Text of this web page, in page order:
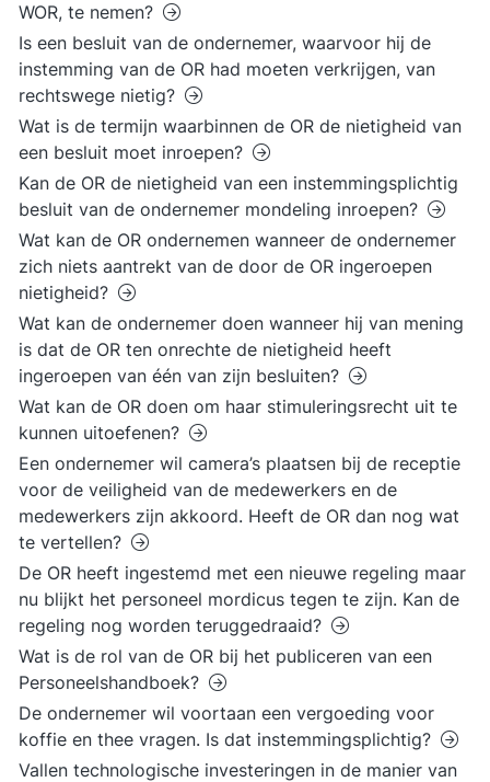
WOR, te nemen?
Is een besluit van de ondernemer, waarvoor hij de
instemming van de OR had moeten verkrijgen, van
rechtswege nietig?
Wat is de termijn waarbinnen de OR de nietigheid van
een besluit moet inroepen?
Kan de OR de nietigheid van een instemmingsplichtig
besluit van de ondernemer mondeling inroepen?
Wat kan de OR ondernemen wanneer de ondernemer
zich niets aantrekt van de door de OR ingeroepen
nietigheid?
Wat kan de ondernemer doen wanneer hij van mening
is dat de OR ten onrechte de nietigheid heeft
ingeroepen van één van zijn besluiten?
Wat kan de OR doen om haar stimuleringsrecht uit te
kunnen uitoefenen?
Een ondernemer wil camera’s plaatsen bij de receptie
voor de veiligheid van de medewerkers en de
medewerkers zijn akkoord. Heeft de OR dan nog wat
te vertellen?
De OR heeft ingestemd met een nieuwe regeling maar
nu blijkt het personeel mordicus tegen te zijn. Kan de
regeling nog worden teruggedraaid?
Wat is de rol van de OR bij het publiceren van een
Personeelshandboek?
De ondernemer wil voortaan een vergoeding voor
koffie en thee vragen. Is dat instemmingsplichtig?
Vallen technologische investeringen in de manier van